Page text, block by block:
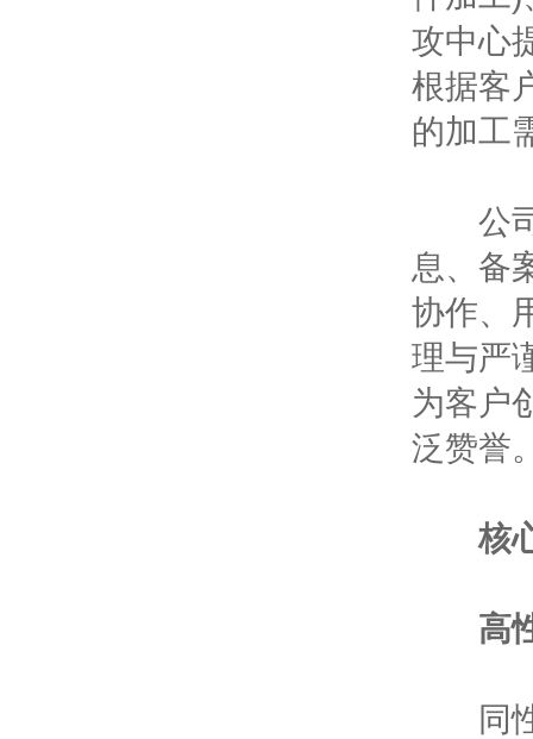
攻中心
根据客
的加工
公司
息、备
协作、
理与严
为客户
泛赞誉
核
高
同性